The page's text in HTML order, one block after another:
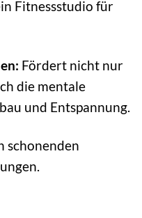
Fitnessstudio für
Fördert nicht nur
die mentale
und Entspannung.
schonenden